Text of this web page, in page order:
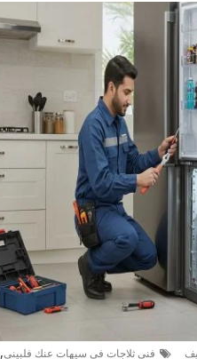
فنى ثلاجات في سيهات عنك فلبيني,